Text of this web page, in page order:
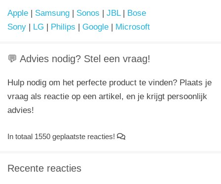
Apple | Samsung | Sonos | JBL| Bose
Sony | LG | Philips | Google | Microsoft
💬 Advies nodig? Stel een vraag!
Hulp nodig om het perfecte product te vinden? Plaats je
vraag als reactie op een artikel, en je krijgt persoonlijk
advies!
In totaal 1550 geplaatste reacties!
Recente reacties